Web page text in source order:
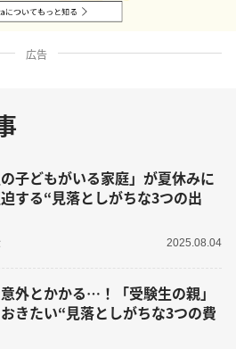
広告
の子どもがいる家庭」が夏休みに
する“見落としがちな3つの出
2025.08.04
外とかかる…！「受験生の親」
きたい“見落としがちな3つの費